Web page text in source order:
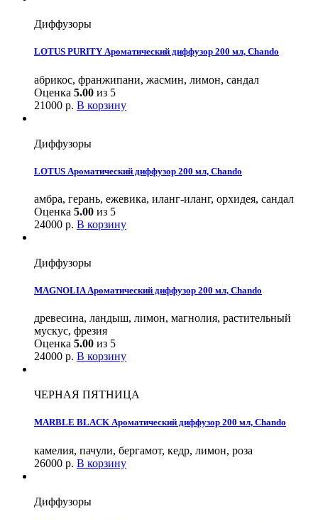
Диффузоры
LOTUS PURITY Ароматический диффузор 200 мл, Chando
абрикос, франжипани, жасмин, лимон, сандал
Оценка 5.00 из 5
21000 р. В корзину
Диффузоры
LOTUS Ароматический диффузор 200 мл, Chando
амбра, герань, ежевика, иланг-иланг, орхидея, сандал
Оценка 5.00 из 5
24000 р. В корзину
Диффузоры
MAGNOLIA Ароматический диффузор 200 мл, Chando
древесина, ландыш, лимон, магнолия, растительный
мускус, фрезия
Оценка 5.00 из 5
24000 р. В корзину
ЧЕРНАЯ ПЯТНИЦА
MARBLE BLACK Ароматический диффузор 200 мл, Chando
камелия, пачули, бергамот, кедр, лимон, роза
26000 р. В корзину
Диффузоры